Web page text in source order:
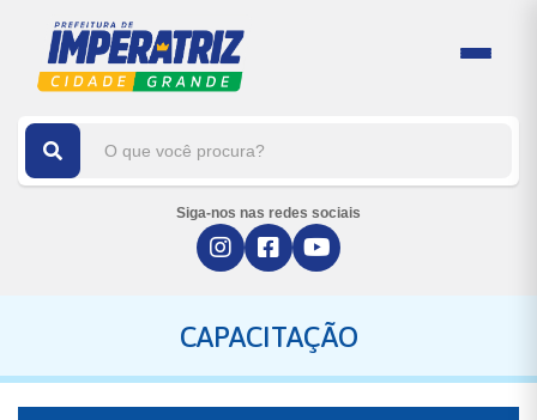
Siga-nos nas redes sociais
CAPACITAÇÃO